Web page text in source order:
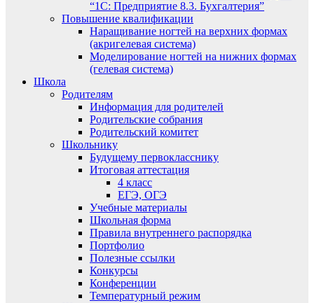
“1С: Предприятие 8.3. Бухгалтерия”
Повышение квалификации
Наращивание ногтей на верхних формах
(акригелевая система)
Моделирование ногтей на нижних формах
(гелевая система)
Школа
Родителям
Информация для родителей
Родительские собрания
Родительский комитет
Школьнику
Будущему первокласснику
Итоговая аттестация
4 класс
ЕГЭ, ОГЭ
Учебные материалы
Школьная форма
Правила внутреннего распорядка
Портфолио
Полезные ссылки
Конкурсы
Конференции
Температурный режим